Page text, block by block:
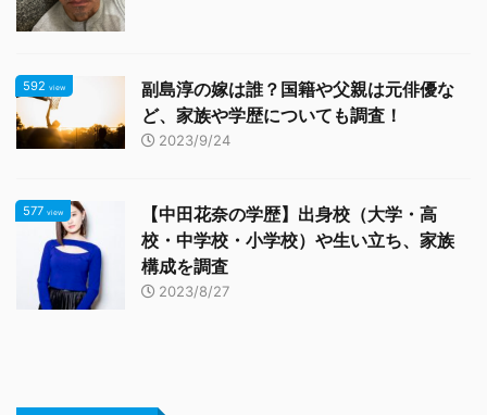
592 view
副島淳の嫁は誰？国籍や父親は元俳優な
ど、家族や学歴についても調査！
2023/9/24
577 view
【中田花奈の学歴】出身校（大学・高
校・中学校・小学校）や生い立ち、家族
構成を調査
2023/8/27